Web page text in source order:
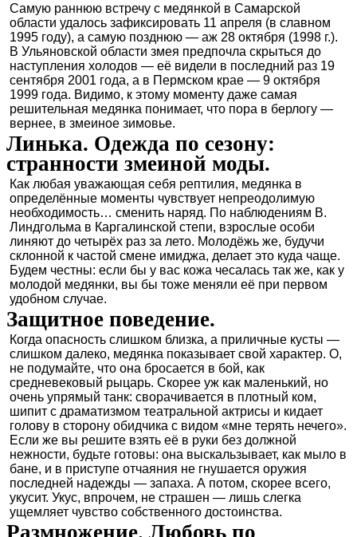
Самую раннюю встречу с медянкой в Самарской
области удалось зафиксировать 11 апреля (в славном
1995 году), а самую позднюю — аж 28 октября (1998 г.).
В Ульяновской области змея предпочла скрыться до
наступления холодов — её видели в последний раз 19
сентября 2001 года, а в Пермском крае — 9 октября
1999 года. Видимо, к этому моменту даже самая
решительная медянка понимает, что пора в берлогу —
вернее, в змеиное зимовье.
Линька. Одежда по сезону:
странности змеиной моды.
Как любая уважающая себя рептилия, медянка в
определённые моменты чувствует непреодолимую
необходимость… сменить наряд. По наблюдениям В.
Линдгольма в Каргалинской степи, взрослые особи
линяют до четырёх раз за лето. Молодёжь же, будучи
склонной к частой смене имиджа, делает это куда чаще.
Будем честны: если бы у вас кожа чесалась так же, как у
молодой медянки, вы бы тоже меняли её при первом
удобном случае.
Защитное поведение.
Когда опасность слишком близка, а приличные кусты —
слишком далеко, медянка показывает свой характер. О,
не подумайте, что она бросается в бой, как
средневековый рыцарь. Скорее уж как маленький, но
очень упрямый танк: сворачивается в плотный ком,
шипит с драматизмом театральной актрисы и кидает
голову в сторону обидчика с видом «мне терять нечего».
Если же вы решите взять её в руки без должной
нежности, будьте готовы: она выскальзывает, как мыло в
бане, и в приступе отчаяния не гнушается оружия
последней надежды — запаха. А потом, скорее всего,
укусит. Укус, впрочем, не страшен — лишь слегка
ущемляет чувство собственного достоинства.
Размножение. Любовь по